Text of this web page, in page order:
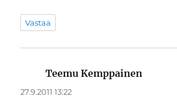
Vastaa
Teemu Kemppainen
27.9.2011 13:22